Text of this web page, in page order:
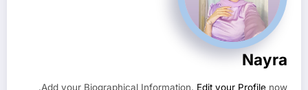
Nayra
Add your Biographical Information. Edit your Profile now.